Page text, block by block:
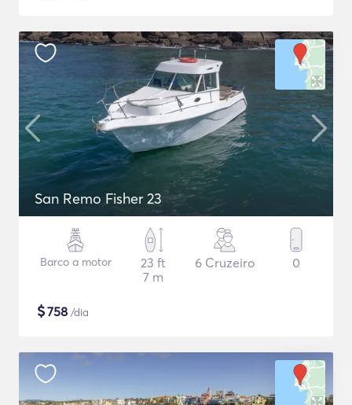
San Remo Fisher 23
Barco a motor
23 ft
7 m
6 Cruzeiro 0
$758 /dia